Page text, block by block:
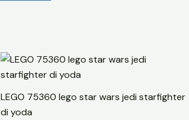
LEGO 75360 lego star wars jedi starfighter
di yoda